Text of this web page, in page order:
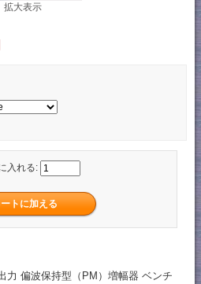
拡大表示
入れる:
力 偏波保持型（PM）増幅器 ベンチ